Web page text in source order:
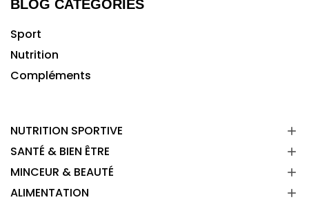
BLOG CATÉGORIES
Sport
Nutrition
Compléments
NUTRITION SPORTIVE 
SANTÉ & BIEN ÊTRE 
MINCEUR & BEAUTÉ 
ALIMENTATION 